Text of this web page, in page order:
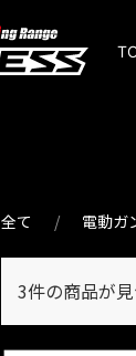
全て 電動ガ
3件の商品が